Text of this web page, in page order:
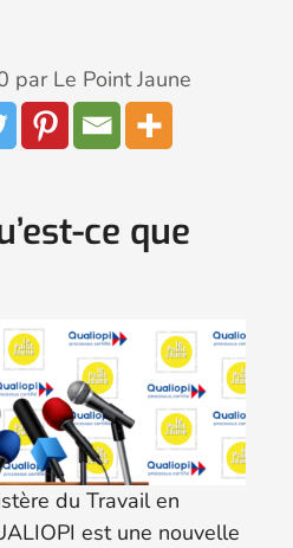
par Le Point Jaune
ce que
du Travail en
est une nouvelle